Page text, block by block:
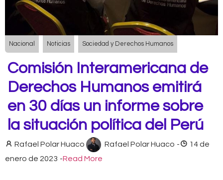
Nacional Noticias Sociedad y Derechos Humanos
Comisión Interamericana de
Derechos Humanos emitirá
en 30 días un informe sobre
la situación política del Perú
Rafael Polar Huaco Rafael Polar Huaco -
14 de
enero de 2023 -Read More